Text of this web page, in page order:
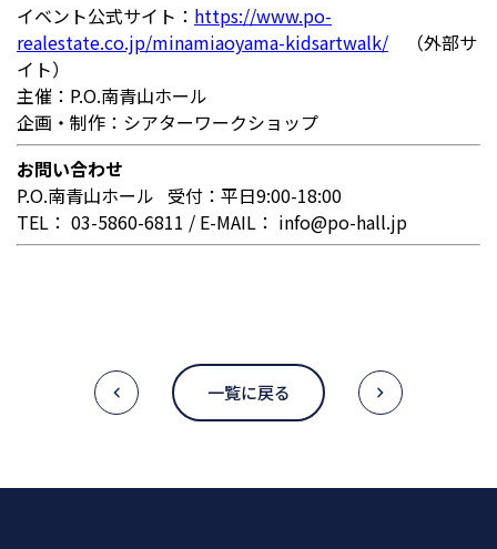
イベント公式サイト： https://www.po-
realestate.co.jp/minamiaoyama-kidsartwalk/ （外部サ
イト）
主催： P.O.南青山ホール
企画・制作：シアターワークショップ
お問い合わせ
P.O.南青山ホール 受付：平日9:00-18:00
TEL： 03-5860-6811 / E-MAIL： info@po-hall.jp
一覧に戻る